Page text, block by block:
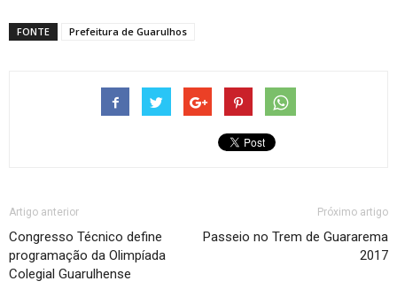
FONTE Prefeitura de Guarulhos
Artigo anterior
Congresso Técnico define
programação da Olimpíada
Colegial Guarulhense
Próximo artigo
Passeio no Trem de Guararema
2017